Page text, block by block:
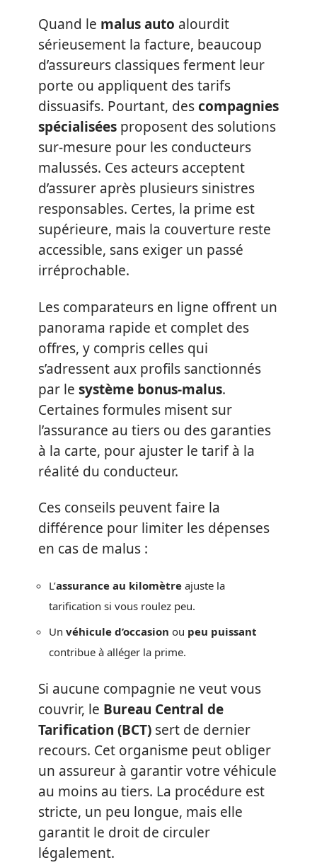
Quand le malus auto alourdit
sérieusement la facture, beaucoup
d’assureurs classiques ferment leur
porte ou appliquent des tarifs
dissuasifs. Pourtant, descompagnies
spécialisées proposent des solutions
sur-mesure pour les conducteurs
malussés. Ces acteurs acceptent
d’assurer après plusieurs sinistres
responsables. Certes, la prime est
supérieure, mais la couverture reste
accessible, sans exiger un passé
irréprochable.
Les comparateurs en ligne offrent un
panorama rapide et complet des
offres, y compris celles qui
s’adressent aux profils sanctionnés
par le système bonus-malus.
Certaines formules misent sur
l’assurance au tiers ou des garanties
à la carte, pour ajuster le tarif à la
réalité du conducteur.
Ces conseils peuvent faire la
différence pour limiter les dépenses
en cas de malus :
L’assurance au kilomètre ajuste la
tarification si vous roulez peu.
Un véhicule d’occasion ou peu puissant
contribue à alléger la prime.
Si aucune compagnie ne veut vous
couvrir, le Bureau Central de
Tarification (BCT) sert de dernier
recours. Cet organisme peut obliger
un assureur à garantir votre véhicule
au moins au tiers. La procédure est
stricte, un peu longue, mais elle
garantit le droit de circuler
légalement.